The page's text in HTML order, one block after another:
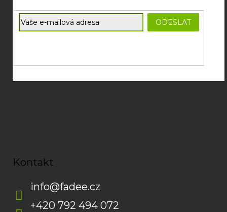
E-mail
ODESLAT
Kontakt
info@fadee.cz
+420 792 494 072